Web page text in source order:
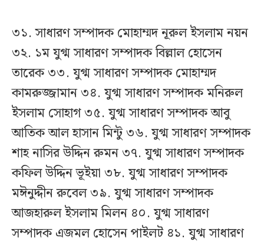
৩১. সাধারণ সম্পাদক মোহাম্মদ নূরুল ইসলাম নয়ন
৩২. ১ম যুগ্ম সাধারণ সম্পাদক বিল্লাল হোসেন
তারেক ৩৩. যুগ্ম সাধারণ সম্পাদক মোহাম্মদ
কামরুজ্জামান ৩৪. যুগ্ম সাধারণ সম্পাদক মনিরুল
ইসলাম সোহাগ ৩৫. যুগ্ম সাধারণ সম্পাদক আবু
আতিক আল হাসান মিন্টু ৩৬. যুগ্ম সাধারণ সম্পাদক
শাহ নাসির উদ্দিন রুমন ৩৭. যুগ্ম সাধারণ সম্পাদক
কফিল উদ্দিন ভূইয়া ৩৮. যুগ্ম সাধারণ সম্পাদক
মঈনুদ্দীন রুবেল ৩৯. যুগ্ম সাধারণ সম্পাদক
আজহারুল ইসলাম মিলন ৪০. যুগ্ম সাধারণ
সম্পাদক এজমল হোসেন পাইলট ৪১. যুগ্ম সাধারণ